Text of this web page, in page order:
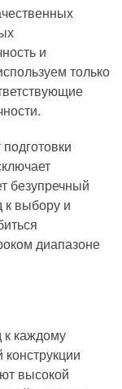
и
только
безупречный
к выбору и
диапазоне
к каждому
высокой